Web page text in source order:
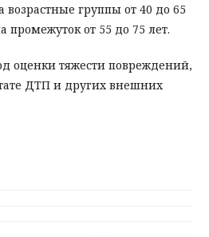
группы от 40 до 65
от 55 до 75 лет.
оценки тяжести повреждений,
ДТП и других внешних